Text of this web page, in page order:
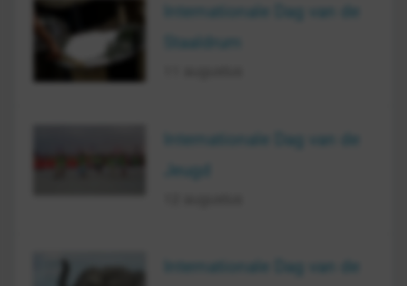
Internationale Dag van de
Internationale Dag van de
Internationale Dag van de